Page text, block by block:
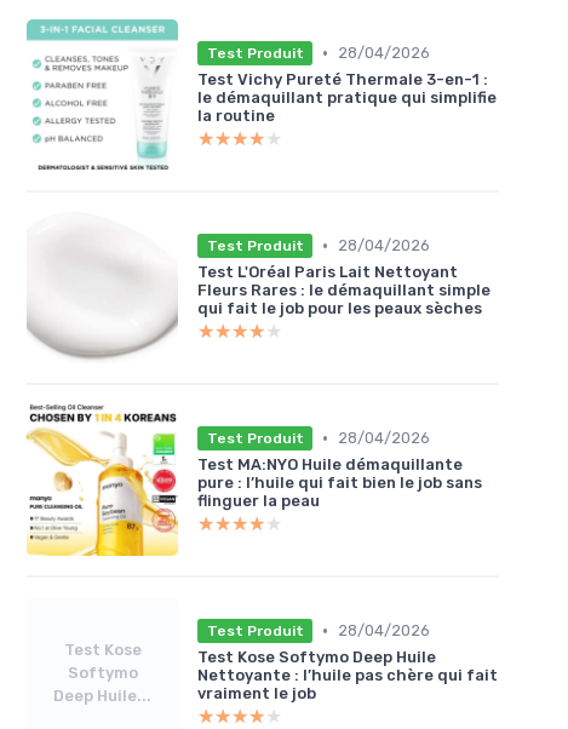
Test Produit •
28/04/2026
Test Vichy Pureté Thermale 3-en-1 :
le démaquillant pratique qui simplifie
la routine
★★★★★
★★★★★
Test Produit •
28/04/2026
Test L'Oréal Paris Lait Nettoyant
Fleurs Rares : le démaquillant simple
qui fait le job pour les peaux sèches
★★★★★
★★★★★
Test Produit •
28/04/2026
Test MA:NYO Huile démaquillante
pure : l’huile qui fait bien le job sans
flinguer la peau
★★★★★
★★★★★
Test Kose
Softymo
Deep Huile...
Test Produit •
28/04/2026
Test Kose Softymo Deep Huile
Nettoyante : l’huile pas chère qui fait
vraiment le job
★★★★★
★★★★★